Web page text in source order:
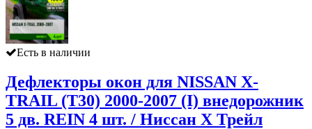
Есть в наличии
Дефлекторы окон для NISSAN X-
TRAIL (Т30) 2000-2007 (I) внедорожник
5 дв. REIN 4 шт. / Ниссан Х Трейл